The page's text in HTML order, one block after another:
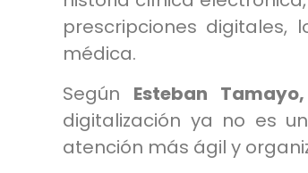
prescripciones
médica.
Según Esteban
digitalización ya no es
atención más ágil y